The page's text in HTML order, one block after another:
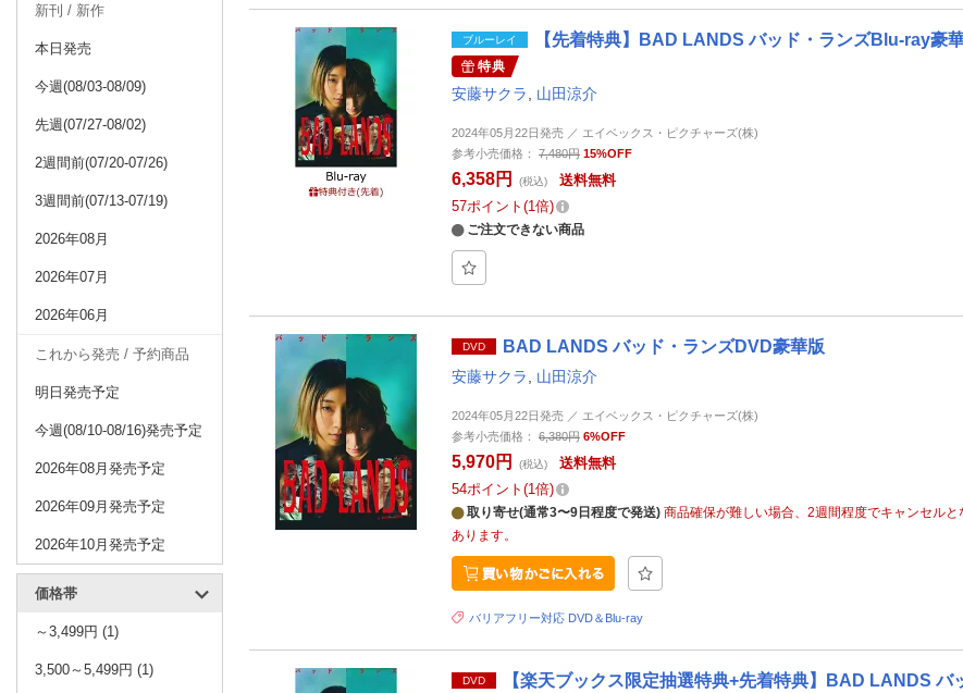
新刊 / 新作
本日発売
今週(08/03-08/09)
先週(07/27-08/02)
2週間前(07/20-07/26)
3週間前(07/13-07/19)
2026年08月
2026年07月
2026年06月
これから発売 / 予約商品
明日発売予定
今週(08/10-08/16)発売予定
2026年08月発売予定
2026年09月発売予定
2026年10月発売予定
価格帯
～3,499円 (1)
3,500～5,499円 (1)
ブルーレイ 【先着特典】BAD LANDS バッド・ランズBlu-ray豪
特典
安藤サクラ 山田涼介
2024年05月22日発売 ／ エイベックス・ピクチャーズ(株)
参考小売価格：
7,480円 15%OFF
6,358円 (税込)
送料無料
57ポイント 1倍
ご注文できない商品
DVD BAD LANDS バッド・ランズDVD豪華版
安藤サクラ 山田涼介
2024年05月22日発売 ／ エイベックス・ピクチャーズ(株)
参考小売価格：
6,380円 6%OFF
5,970円 (税込)
送料無料
54ポイント 1倍
取り寄せ(通常3〜9日程度で発送) 商品確保が難しい場合、2週間程度でキャンセルと
あります。
バリアフリー対応 DVD＆Blu-ray
DVD
【楽天ブックス限定抽選特典+先着特典】BAD LANDS